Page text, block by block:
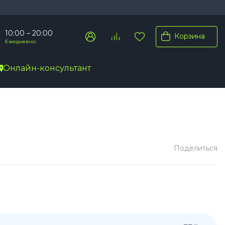
10:00 – 20:00
Ежедневно
Корзина
Онлайн-консультант
Поделиться